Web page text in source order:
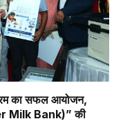
का सफल आयोजन,
Milk Bank)” की